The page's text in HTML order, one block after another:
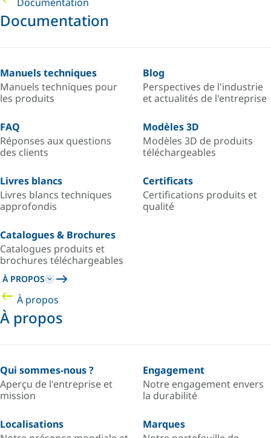
Documentation
Manuels techniques
Manuels techniques pour
les produits
Blog
Perspectives de l'industrie
et actualités de l'entreprise
FAQ
Réponses aux questions
des clients
Modèles 3D
Modèles 3D de produits
téléchargeables
Livres blancs
Livres blancs techniques
approfondis
Certificats
Certifications produits et
qualité
Catalogues & Brochures
Catalogues produits et
brochures téléchargeables
À PROPOS
À propos
À propos
Qui sommes-nous ?
Aperçu de l'entreprise et
mission
Engagement
Notre engagement envers
la durabilité
Localisations
Marques